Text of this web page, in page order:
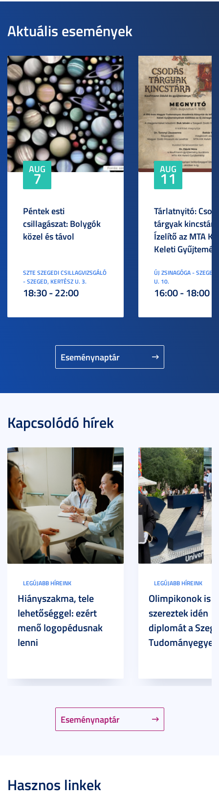
Aktuális események
Eseménynaptár
AUG
7
Péntek esti
csillagászat: Bolygók
közel és távol
SZTE SZEGEDI CSILLAGVIZSGÁLÓ
- SZEGED, KERTÉSZ U. 3.
18:30 - 22:00
AUG
11
Tárlatnyitó:
tárgyak
Ízelítő az MTA
Keleti
ÚJ ZSINAGÓGA -
U. 10.
16:00 - 18:00
Kapcsolódó hírek
Eseménynaptár
LEGÚJABB HÍREINK
Hiányszakma, tele
lehetőséggel: ezért
menő logopédusnak
lenni
LEGÚJABB HÍREINK
Olimpikonok is
szereztek idén
diplomát a
Hasznos linkek